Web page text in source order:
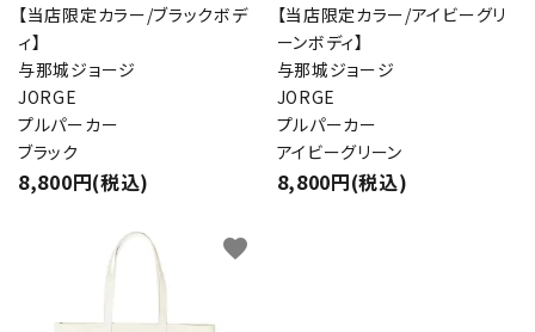
【当店限定カラー/ブラックボデ
ィ】
与那城ジョージ
JORGE
プルパーカー
ブラック
8,800円(税込)
【当店限定カラー/アイビーグリ
ーンボディ】
与那城ジョージ
JORGE
プルパーカー
アイビーグリーン
8,800円(税込)
favorite